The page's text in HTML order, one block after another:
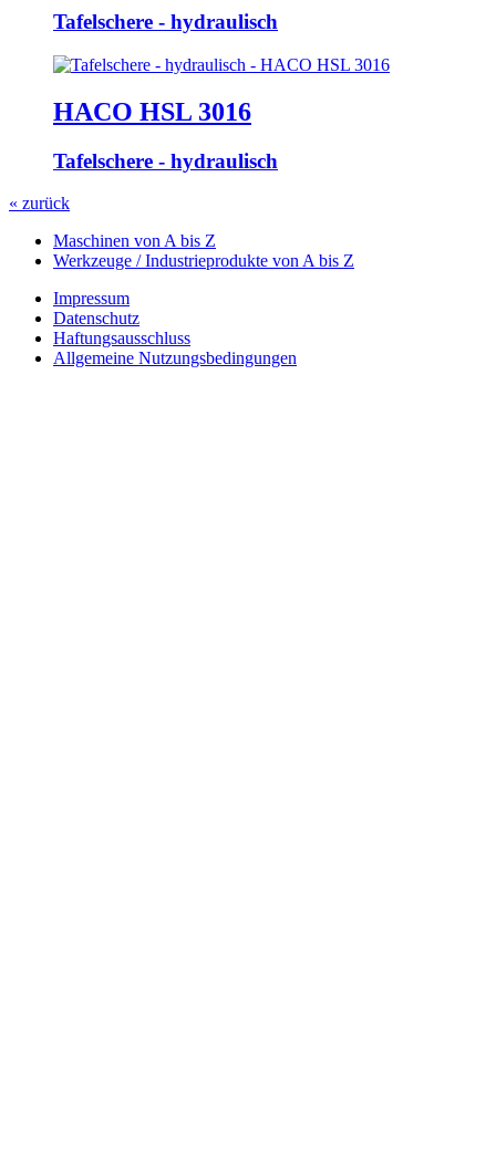
Tafelschere - hydraulisch
HACO HSL 3016
Tafelschere - hydraulisch
« zurück
Maschinen von A bis Z
Werkzeuge / Industrieprodukte von A bis Z
Impressum
Datenschutz
Haftungsausschluss
Allgemeine Nutzungsbedingungen